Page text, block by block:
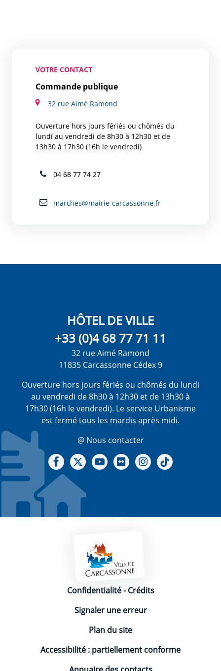
VOTRE CONTACT
Commande publique
32 rue Aimé Ramond
Ouverture hors jours fériés ou chômés du
lundi au vendredi de 8h30 à 12h30 et de
13h30 à 17h30 (16h le vendredi)
04 68 77 74 27
marches@mairie-carcassonne.fr
HÔTEL DE VILLE
+33 (0)4 68 77 71 11
32 rue Aimé Ramond
11835 Carcassonne Cédex 9
Ouverture hors jours fériés ou chômés du lundi
au vendredi de 8h30 à 12h30 et de 13h30 à
17h30 (16h le vendredi). Le service Urbanisme
est fermé tous les mardis après midi.
@ Nous contacter
Notre Facebook
Notre X - (twitter)
Notre chaine Youtube
Notre Gallerie sur Flickr
Notre Instagram
Mentions légales
Confidentialité-Crédits
Signaler une erreur
Plan du site
Accessibilité : partiellement conforme